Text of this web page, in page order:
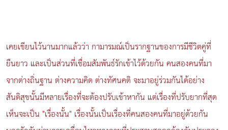
เคยเขียนไว้นานมากแล้วว่า กามารมณ์เป็นรากฐานของการมีชีวิตคู่ที่
ยืนยาว และเป็นส่วนที่เชื่อมสัมพันธ์รักเข้าไว้ด้วยกัน คนสองคนที่มา
จากต่างถิ่นฐาน ต่างความคิด ต่างทัศนคติ จะมาอยู่ร่วมกันได้อย่าง
สันติสุขนั้นมีหลายเรื่องที่จะต้องปรับเข้าหากัน แต่เรื่องที่ปรับยากที่สุด
เห็นจะเป็น "เรื่องนั้น" เรื่องนั้นเป็นเรื่องที่คนสองคนที่มาอยู่ด้วยกัน